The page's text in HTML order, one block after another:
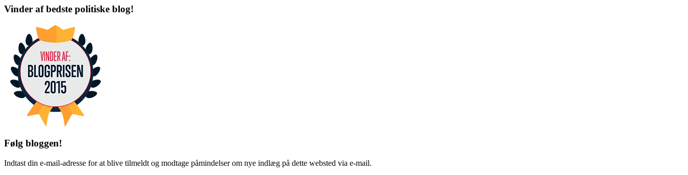
profile
on
profile
on
Vinder af bedste politiske blog!
Følg bloggen!
Indtast din e-mail-adresse for at blive tilmeldt og modtage påmindelser om nye indlæg på dette websted via e-mail.